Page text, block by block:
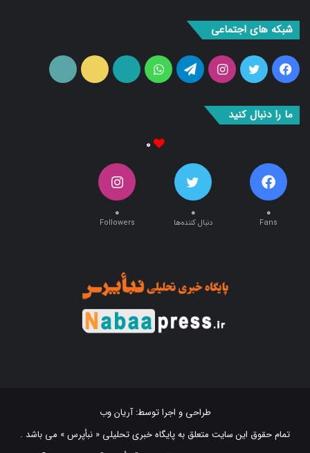
شبکه های اجتماعی
فیس
بوک
توییتراینستاگرام
تلگرامواتس
آپ
آپارات ایتا
ما را دنبال کنید
۰
Fans
۰
دنبال کننده‌ها
۰
Followers
طراحی و اجرا توسط:آریان وب
تمام حقوق این سایت متعلق به پایگاه خبری تحلیلی « نبأپرس » می باشد .